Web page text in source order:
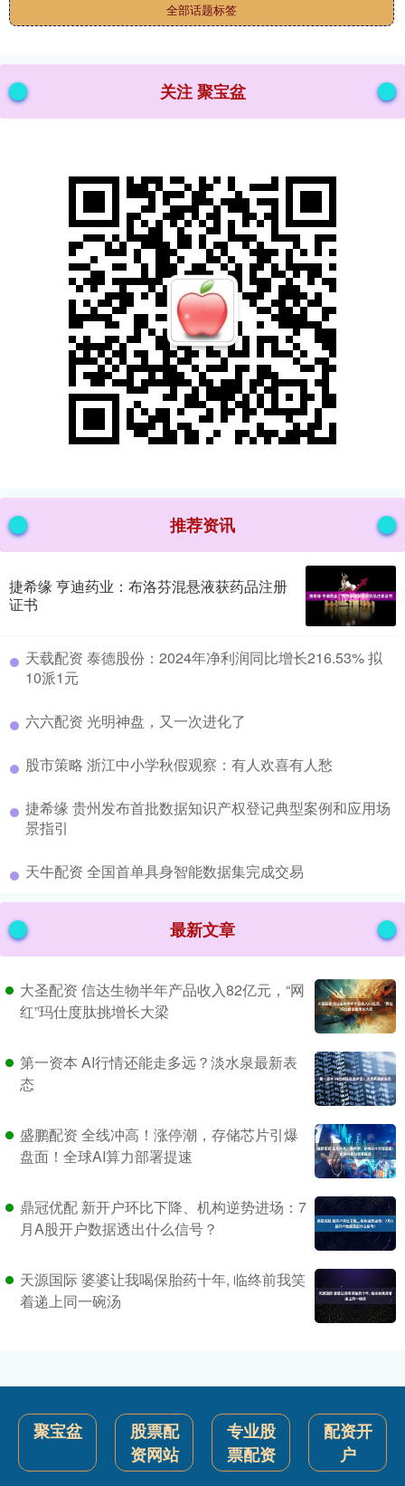
全部话题标签
关注 聚宝盆
推荐资讯
捷希缘 亨迪药业：布洛芬混悬液获药品注册
证书
​天载配资 泰德股份：2024年净利润同比增长216.53% 拟
10派1元
​六六配资 光明神盘，又一次进化了
​股市策略 浙江中小学秋假观察：有人欢喜有人愁
​捷希缘 贵州发布首批数据知识产权登记典型案例和应用场
景指引
​天牛配资 全国首单具身智能数据集完成交易
最新文章
大圣配资 信达生物半年产品收入82亿元，“网
红”玛仕度肽挑增长大梁
第一资本 AI行情还能走多远？淡水泉最新表
态
盛鹏配资 全线冲高！涨停潮，存储芯片引爆
盘面！全球AI算力部署提速
鼎冠优配 新开户环比下降、机构逆势进场：7
月A股开户数据透出什么信号？
天源国际 婆婆让我喝保胎药十年, 临终前我笑
着递上同一碗汤
聚宝盆
股票配
资网站
专业股
票配资
配资开
户